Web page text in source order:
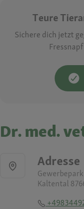
Teure
Sichere dich jetzt
Dr. med.
Adresse
Kaltental